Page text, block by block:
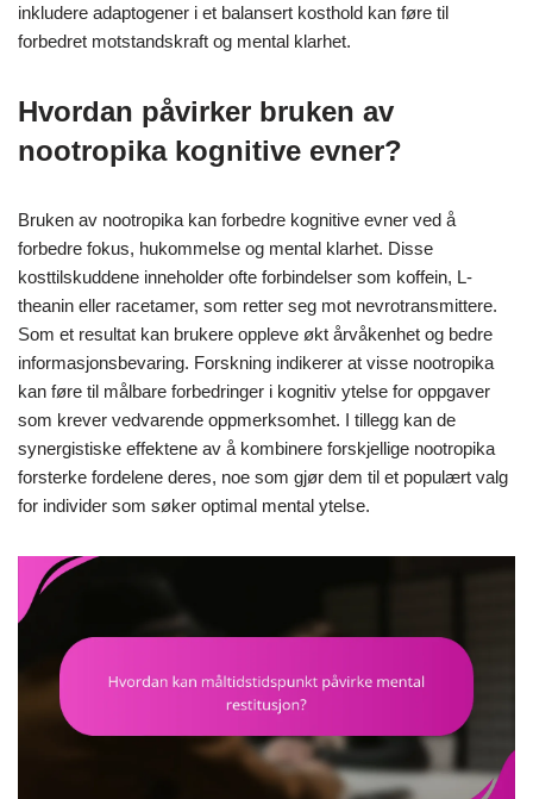
inkludere adaptogener i et balansert kosthold kan føre til
forbedret motstandskraft og mental klarhet.
Hvordan påvirker bruken av
nootropika kognitive evner?
Bruken av nootropika kan forbedre kognitive evner ved å
forbedre fokus, hukommelse og mental klarhet. Disse
kosttilskuddene inneholder ofte forbindelser som koffein, L-
theanin eller racetamer, som retter seg mot nevrotransmittere.
Som et resultat kan brukere oppleve økt årvåkenhet og bedre
informasjonsbevaring. Forskning indikerer at visse nootropika
kan føre til målbare forbedringer i kognitiv ytelse for oppgaver
som krever vedvarende oppmerksomhet. I tillegg kan de
synergistiske effektene av å kombinere forskjellige nootropika
forsterke fordelene deres, noe som gjør dem til et populært valg
for individer som søker optimal mental ytelse.